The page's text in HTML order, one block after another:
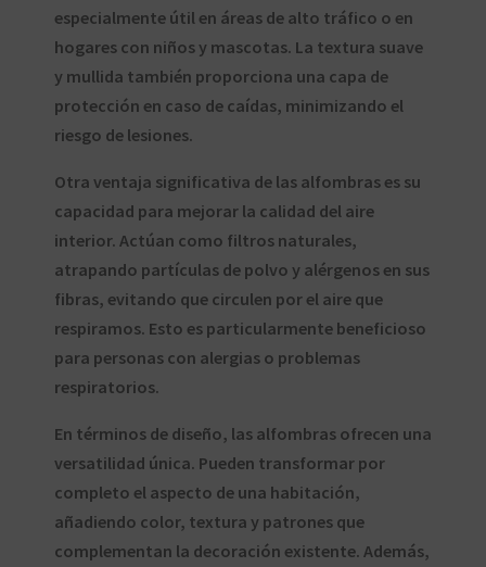
especialmente útil en áreas de alto tráfico o en
hogares con niños y mascotas. La textura suave
y mullida también proporciona una capa de
protección en caso de caídas, minimizando el
riesgo de lesiones.
Otra ventaja significativa de las alfombras es su
capacidad para mejorar la calidad del aire
interior. Actúan como filtros naturales,
atrapando partículas de polvo y alérgenos en sus
fibras, evitando que circulen por el aire que
respiramos. Esto es particularmente beneficioso
para personas con alergias o problemas
respiratorios.
En términos de diseño, las alfombras ofrecen una
versatilidad única. Pueden transformar por
completo el aspecto de una habitación,
añadiendo color, textura y patrones que
complementan la decoración existente. Además,